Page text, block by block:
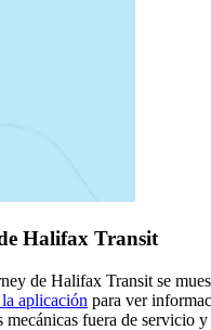
Halifax Transit
de Halifax Transit se
aplicación para ver
fuera de